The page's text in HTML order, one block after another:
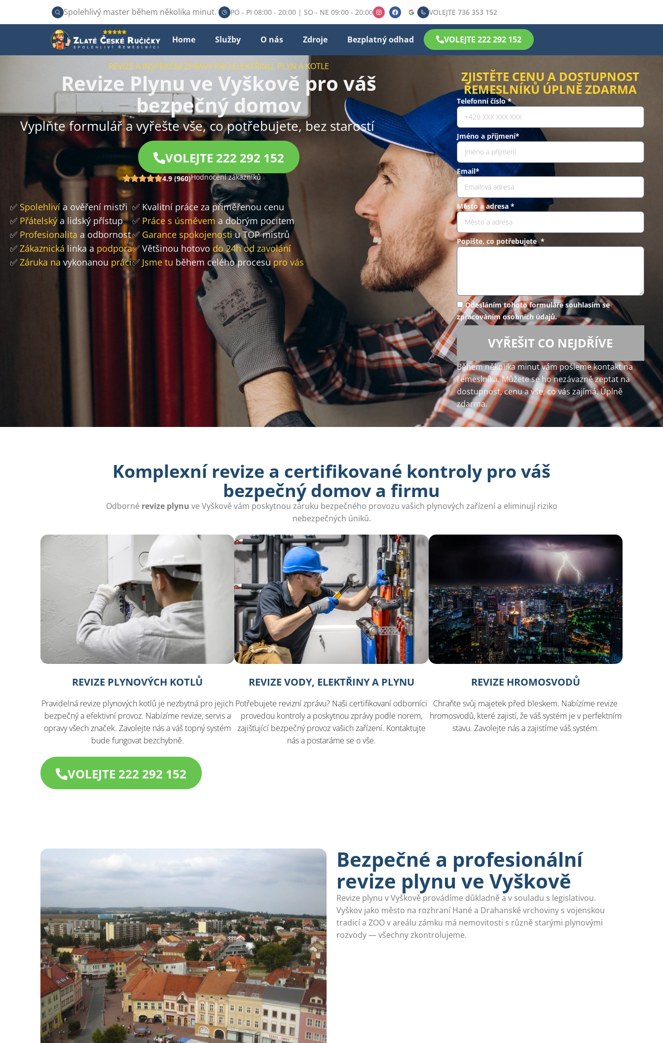
Spolehlivý master během několika minut. PO - PI 08:00 - 20:00 | SO - NE 09:00 - 20:00 VOLEJTE 736 353 152
Home Služby O nás Zdroje Bezplatný odhad VOLEJTE 222 292 152
REVIZE A INSPEKČNÍ ZPRÁVY PRO ELEKTŘINU, PLYN A KOTLE
Revize Plynu ve Vyškově pro váš
bezpečný domov
Vyplňte formulář a vyřešte vše, co potřebujete, bez starostí
VOLEJTE 222 292 152
4.9 (960)Hodnocení zákazníků
✅ Spolehliví a ověření mistři
✅ Přátelský a lidský přístup
✅ Profesionalita a odbornost
✅ Zákaznická linka a podpora
✅ Záruka na vykonanou práci
✅ Kvalitní práce za přiměřenou cenu
✅ Práce s úsměvem a dobrým pocitem
✅ Garance spokojenostiu TOP mistrů
✅ Většinou hotovo do 24h od zavolání
✅ Jsme tu během celého procesupro vás
ZJISTĚTE CENU A DOSTUPNOST
ŘEMESLNÍKŮ ÚPLNĚ ZDARMA
Telefonní číslo *
Jméno a příjmení*
Email*
Město a adresa *
Popište, co potřebujete *
Odesláním tohoto formuláře souhlasím se
zpracováním osobních údajů.
VYŘEŠIT CO NEJDŘÍVE
Během několika minut vám pošleme kontakt na
řemeslníka. Můžete se ho nezávazně zeptat na
dostupnost, cenu a vše, co vás zajímá. Úplně
zdarma.
Komplexní revize a certifikované kontroly pro váš
bezpečný domov a firmu
Odborné revize plynu ve Vyškově vám poskytnou záruku bezpečného provozu vašich plynových zařízení a eliminují riziko
nebezpečných úniků.
REVIZE PLYNOVÝCH KOTLŮ
Pravidelná revize plynových kotlů je nezbytná pro jejich
bezpečný a efektivní provoz. Nabízíme revize, servis a
opravy všech značek. Zavolejte nás a váš topný systém
bude fungovat bezchybně.
REVIZE VODY, ELEKTŘINY A PLYNU
Potřebujete revizní zprávu? Naši certifikovaní odborníci
provedou kontroly a poskytnou zprávy podle norem,
zajišťující bezpečný provoz vašich zařízení. Kontaktujte
nás a postaráme se o vše.
REVIZE HROMOSVODŮ
Chraňte svůj majetek před bleskem. Nabízíme revize
hromosvodů, které zajistí, že váš systém je v perfektním
stavu. Zavolejte nás a zajistíme váš systém.
VOLEJTE 222 292 152
Bezpečné a profesionální
revize plynu ve Vyškově
Revize plynu v Vyškově provádíme důkladně a v souladu s legislativou.
Vyškov jako město na rozhraní Hané a Drahanské vrchoviny s vojenskou
tradicí a ZOO v areálu zámku má nemovitosti s různě starými plynovými
rozvody — všechny zkontrolujeme.